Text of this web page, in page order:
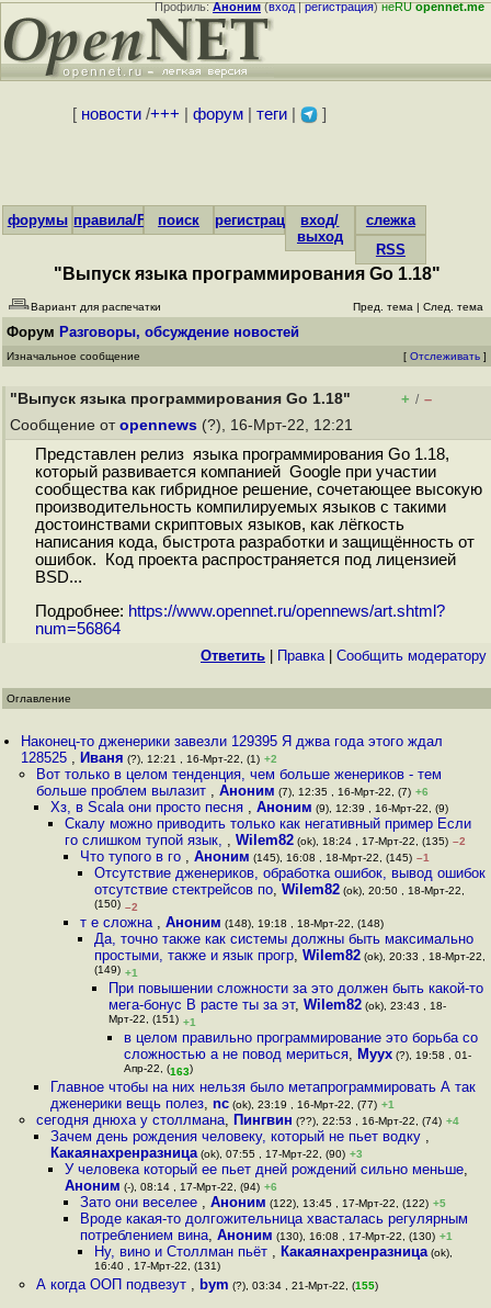
Профиль:Аноним(вход|регистрация)неRUopennet.me
[ новости/+++ форум| теги| ]
форумы правила/FAQпоиск регистрациявход/
выход
слежка
RSS
"Выпуск языка программирования Go 1.18"
Вариант для распечатки Пред. тема | След. тема
Форум Разговоры, обсуждение новостей
Изначальное сообщение [ Отслеживать ]
"Выпуск языка программирования Go 1.18" + / –
Сообщение от opennews (?), 16-Мрт-22, 12:21
Представлен релиз языка программирования Go 1.18,
который развивается компанией Google при участии
сообщества как гибридное решение, сочетающее высокую
производительность компилируемых языков с такими
достоинствами скриптовых языков, как лёгкость
написания кода, быстрота разработки и защищённость от
ошибок. Код проекта распространяется под лицензией
BSD...
Подробнее: https://www.opennet.ru/opennews/art.shtml?
num=56864
Ответить Правка| Cообщить модератору
Оглавление
Наконец-то дженерики завезли 129395 Я джва года этого ждал
128525 , Иваня (?), 12:21 , 16-Мрт-22, (1) +2
Вот только в целом тенденция, чем больше женериков - тем
больше проблем вылазит , Аноним (7), 12:35 , 16-Мрт-22, (7) +6
Хз, в Scala они просто песня , Аноним (9), 12:39 , 16-Мрт-22, (9)
Скалу можно приводить только как негативный пример Если
го слишком тупой язык, ,Wilem82 (ok), 18:24 , 17-Мрт-22, (135) –2
Что тупого в го , Аноним (145), 16:08 , 18-Мрт-22, (145) –1
Отсутствие дженериков, обработка ошибок, вывод ошибок
отсутствие стектрейсов по, Wilem82(ok), 20:50 , 18-Мрт-22,
(150) –2
т е сложна , Аноним (148), 19:18 , 18-Мрт-22, (148)
Да, точно также как системы должны быть максимально
простыми, также и язык прогр, Wilem82(ok), 20:33 , 18-Мрт-22,
(149) +1
При повышении сложности за это должен быть какой-то
мега-бонус В расте ты за эт,Wilem82 (ok), 23:43 , 18-
Мрт-22, (151) +1
в целом правильно программирование это борьба со
сложностью а не повод мериться, Myyx(?), 19:58 , 01-
Апр-22, (163)
Главное чтобы на них нельзя было метапрограммировать А так
дженерики вещь полез, nc(ok), 23:19 , 16-Мрт-22, (77) +1
сегодня днюха у столлмана, Пингвин (??), 22:53 , 16-Мрт-22, (74) +4
Зачем день рождения человеку, который не пьет водку ,
Какаянахренразница(ok), 07:55 , 17-Мрт-22, (90) +3
У человека который ее пьет дней рождений сильно меньше,
Аноним (-), 08:14 , 17-Мрт-22, (94) +6
Зато они веселее , Аноним (122), 13:45 , 17-Мрт-22, (122) +5
Вроде какая-то долгожительница хвасталась регулярным
потреблением вина, Аноним (130), 16:08 , 17-Мрт-22, (130) +1
Ну, вино и Столлман пьёт , Какаянахренразница(ok),
16:40 , 17-Мрт-22, (131)
А когда ООП подвезут , bym (?), 03:34 , 21-Мрт-22, (155)